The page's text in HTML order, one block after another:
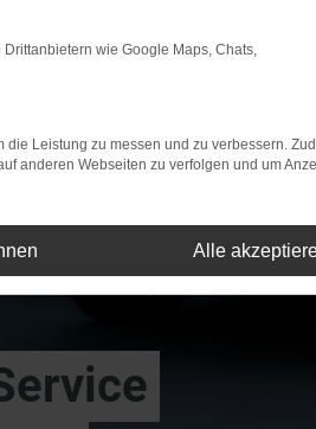
wie Google Maps, Chats,
Leistung zu messen und zu verbessern.
anderen Webseiten zu verfolgen und um
Alle